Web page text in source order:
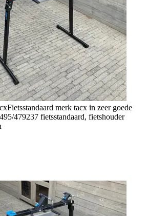
Fietsstandaard merk tacx in zeer goede
479237 fietsstandaard, fietshouder